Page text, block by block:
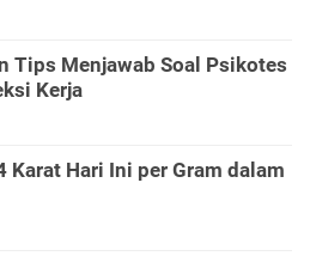
Tips Menjawab Soal Psikotes
Kerja
Karat Hari Ini per Gram dalam